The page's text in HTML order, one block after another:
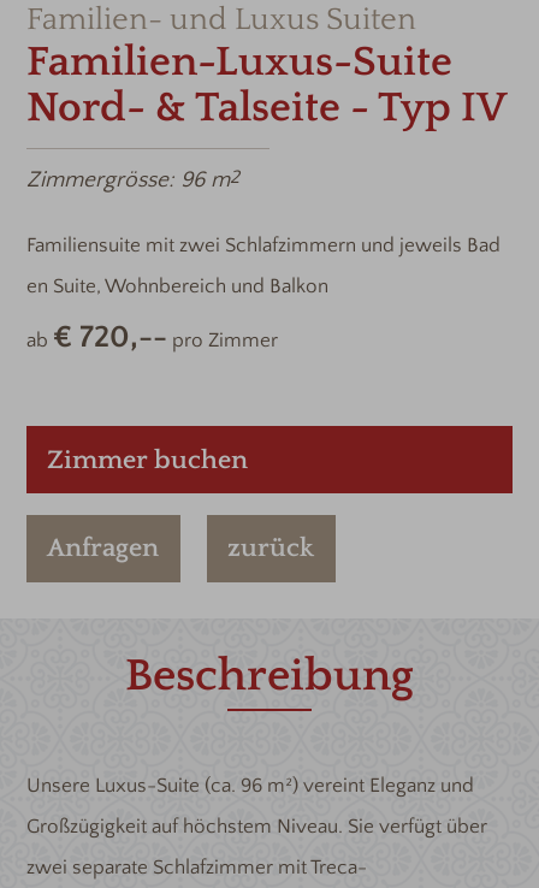
Familien- und Luxus Suiten
Familien-Luxus-Suite
Nord- & Talseite - Typ IV
Zimmergrösse: 96 m2
Familiensuite mit zwei Schlafzimmern und jeweils Bad
en Suite, Wohnbereich und Balkon
ab € 720,-- pro Zimmer
Zimmer buchen
Anfragen zurück
Beschreibung
Unsere Luxus-Suite (ca. 96 m²) vereint Eleganz und
Großzügigkeit auf höchstem Niveau. Sie verfügt über
zwei separate Schlafzimmer mit Treca-